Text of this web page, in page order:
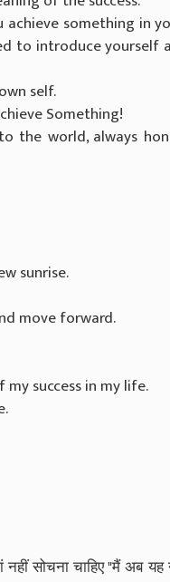
achieve something in
to introduce yourself
self.
Something!
the world, always
sunrise.
move forward.
success in my life.
सोचना चाहिए "मैं अब